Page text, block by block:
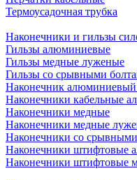
Термоусадочная трубка
Наконечники и гильзы
Гильзы алюминиевые
Гильзы медные луженые
Гильзы со срывными
Наконечник
Наконечники кабельные
Наконечники медные
Наконечники медные
Наконечники со
Наконечники
Наконечники